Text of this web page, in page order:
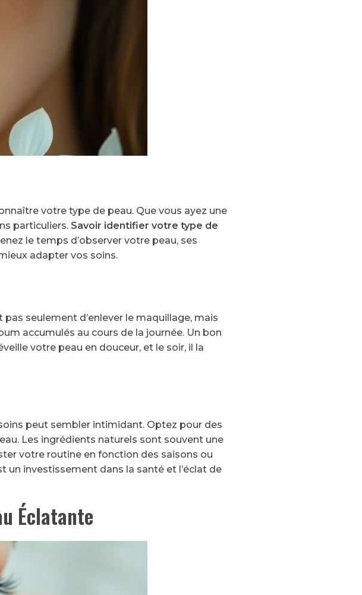
votre type de peau. Que vous ayez une
particuliers. Savoir identifier votre type de
le temps d’observer votre peau, ses
adapter vos soins.
pas seulement d’enlever le maquillage, mais
accumulés au cours de la journée. Un bon
votre peau en douceur, et le soir, il la
peut sembler intimidant. Optez pour des
Les ingrédients naturels sont souvent une
votre routine en fonction des saisons ou
investissement dans la santé et l’éclat de
Éclatante